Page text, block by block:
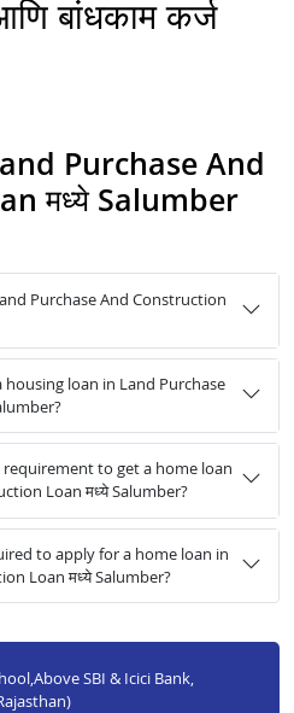
बांधकाम कर्ज
Purchase And
मध्ये Salumber
Purchase And Construction
loan in Land Purchase
to get a home loan
Loan मध्ये Salumber?
to apply for a home loan in
Loan मध्ये Salumber?
SBI & Icici Bank,